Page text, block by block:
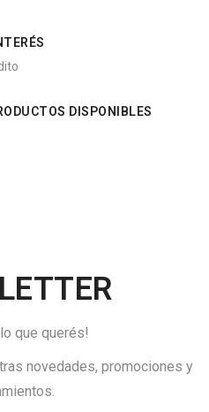
DISPONIBLES
que querés!
novedades, promociones y